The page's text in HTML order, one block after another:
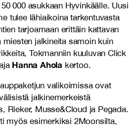
000 asukkaan Hyvinkäälle. Uusi
tulee lähiaikoina tarkentuvasta
tarjoamaan erittäin kattavan
jalkineita samoin kuin
Tokmanniin kuuluvan Click
Hanna Ahola kertoo.
valikoimissa ovat
jalkinemerkeistä
Rieker, Musse&Cloud ja Pegada.
myös esimerkiksi 2Moonsilta,